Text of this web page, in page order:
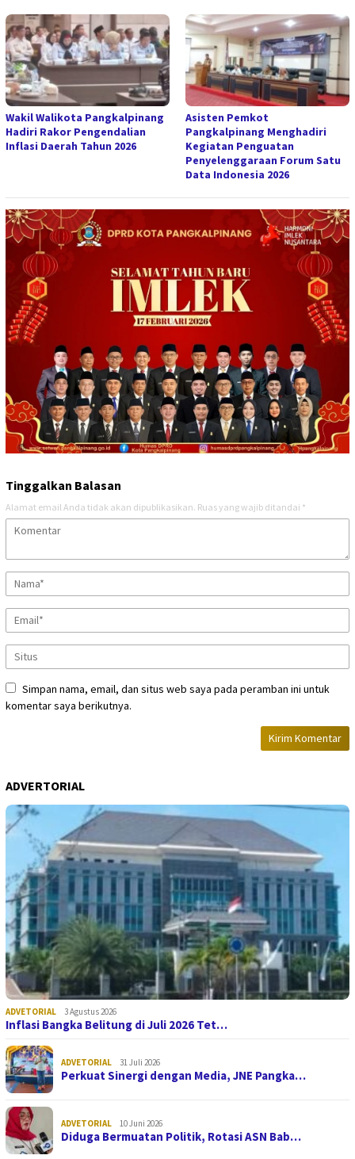
Wakil Walikota Pangkalpinang
Hadiri Rakor Pengendalian
Inflasi Daerah Tahun 2026
Asisten Pemkot
Pangkalpinang Menghadiri
Kegiatan Penguatan
Penyelenggaraan Forum Satu
Data Indonesia 2026
Tinggalkan Balasan
Alamat email Anda tidak akan dipublikasikan. Ruas yang wajib ditandai *
Simpan nama, email, dan situs web saya pada peramban ini untuk
komentar saya berikutnya.
ADVERTORIAL
ADVETORIAL 3 Agustus 2026
Inflasi Bangka Belitung di Juli 2026 Tet…
ADVETORIAL 31 Juli 2026
Perkuat Sinergi dengan Media, JNE Pangka…
ADVETORIAL 10 Juni 2026
Diduga Bermuatan Politik, Rotasi ASN Bab…